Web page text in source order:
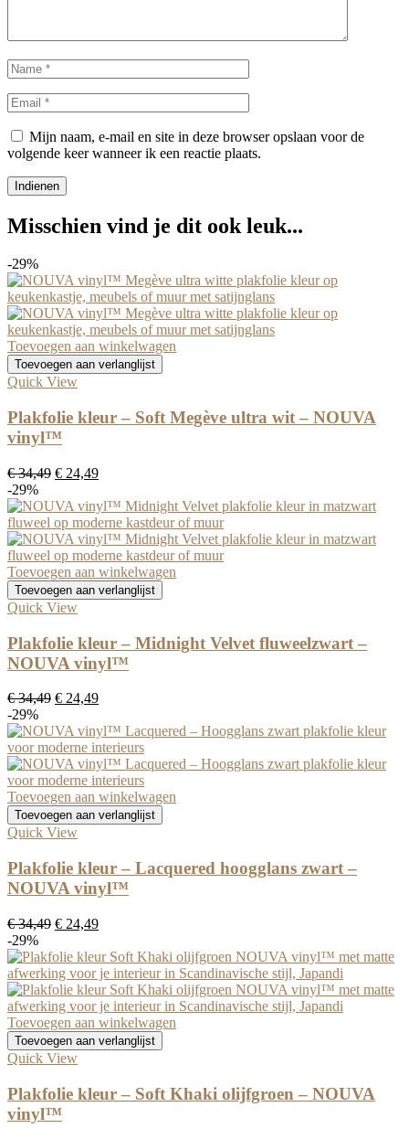
Mijn naam, e-mail en site in deze browser opslaan voor de
volgende keer wanneer ik een reactie plaats.
Misschien vind je dit ook leuk...
-29%
Toevoegen aan winkelwagen
Toevoegen aan verlanglijst
Quick View
Plakfolie kleur – Soft Megève ultra wit – NOUVA
vinyl™
€34,49 Oorspronkelijke
was:
€ 34,49.
€ 24,49Huidige
is:
€ 24,49.
-29%
Toevoegen aan winkelwagen
Toevoegen aan verlanglijst
Quick View
Plakfolie kleur – Midnight Velvet fluweelzwart –
NOUVA vinyl™
€34,49 Oorspronkelijke
was:
€ 34,49.
€ 24,49Huidige
is:
€ 24,49.
-29%
Toevoegen aan winkelwagen
Toevoegen aan verlanglijst
Quick View
Plakfolie kleur – Lacquered hoogglans zwart –
NOUVA vinyl™
€34,49 Oorspronkelijke
was:
€ 34,49.
€ 24,49Huidige
is:
€ 24,49.
-29%
Toevoegen aan winkelwagen
Toevoegen aan verlanglijst
Quick View
Plakfolie kleur – Soft Khaki olijfgroen – NOUVA
vinyl™